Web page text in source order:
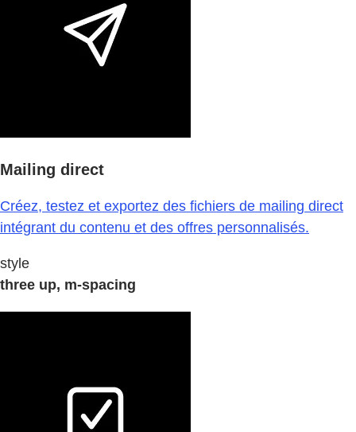
Mailing direct
Créez, testez et exportez des fichiers de mailing direct
intégrant du contenu et des offres personnalisés.
style
three up, m-spacing